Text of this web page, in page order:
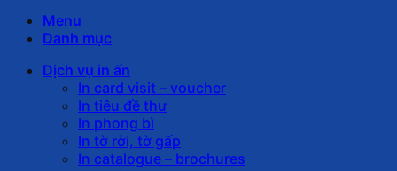
Menu
Danh mục
Dịch vụ in ấn
In card visit – voucher
In tiêu đề thư
In phong bì
In tờ rời, tờ gấp
In catalogue – brochures